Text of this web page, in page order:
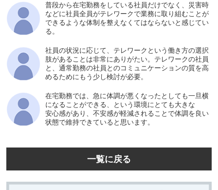
普段から在宅勤務をしている社員だけでなく、災害時
などに社員全員がテレワークで業務に取り組むことが
できるような体制を整えなくてはならないと感じてい
る。
社員の状況に応じて、テレワークという働き方の選択
肢があることは非常にありがたい。テレワークの社員
と、通常勤務の社員とのコミュニケーションの質を高
めるためにもう少し検討が必要。
在宅勤務では、急に体調が悪くなったとしても一旦横
になることができる、という環境にとても大きな
安心感があり、不安感が軽減されることで体調を良い
状態で維持できていると思います。
一覧に戻る